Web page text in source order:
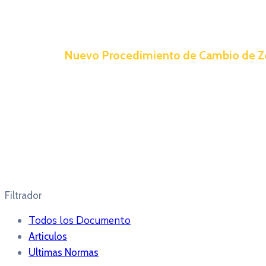
Nuevo Procedimiento de Cambio de
Filtrador
Todos los Documento
Articulos
Ultimas Normas